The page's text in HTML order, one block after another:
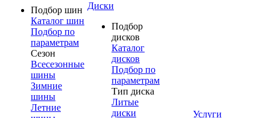
Подбор шин
Каталог шин
Подбор по
параметрам
Сезон
Всесезонные
шины
Зимние
шины
Летние
Диски
Подбор
дисков
Каталог
дисков
Подбор по
параметрам
Тип диска
Литые
диски
Услуги